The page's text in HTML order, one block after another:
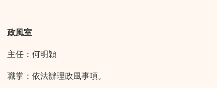
政風室
主任：何明穎
職掌：依法辦理政風事項。